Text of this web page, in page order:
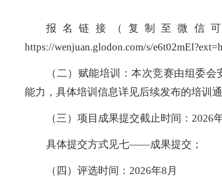
报名链接（复制至微信
https://wenjuan.glodon.com/s/
（二）赋能培训 ：本次竞赛由组委会
能力，具体培训信息详见后续发布的培训
（三）项目成果提交截止时间： 2026
具体提交方式见七——成果提交 ；
（四）评选时间： 2026年8月